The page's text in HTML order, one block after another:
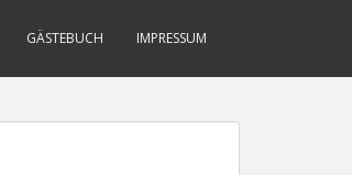
GÄSTEBUCH IMPRESSUM